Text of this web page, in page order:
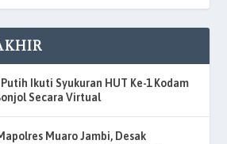
Ikuti Syukuran HUT Ke-1 Kodam
Secara Virtual
Muaro Jambi, Desak